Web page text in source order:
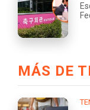
MÁS DE